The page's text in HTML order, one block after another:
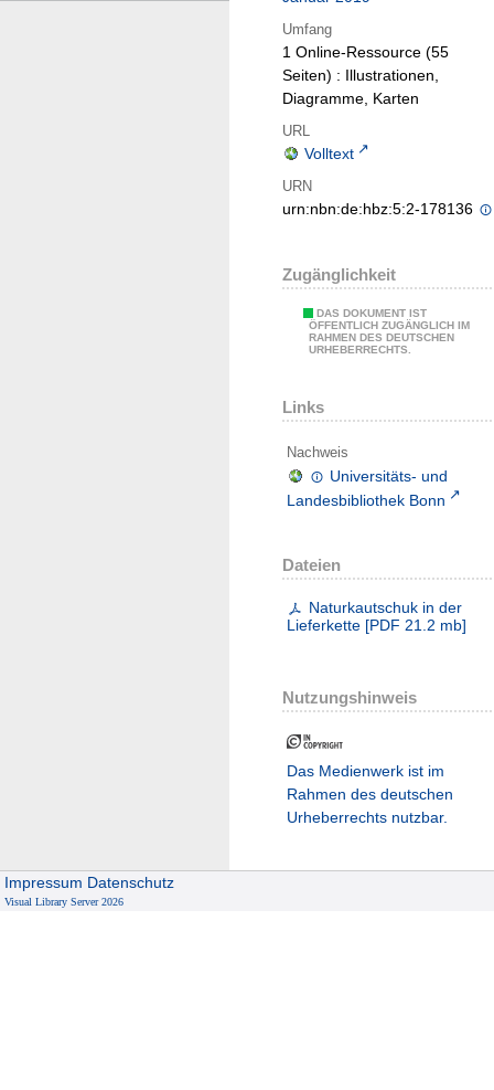
Umfang
1 Online-Ressource (55
Seiten) : Illustrationen,
Diagramme, Karten
URL
Volltext
URN
urn:nbn:de:hbz:5:2-178136
Zugänglichkeit
DAS DOKUMENT IST
ÖFFENTLICH ZUGÄNGLICH IM
RAHMEN DES DEUTSCHEN
URHEBERRECHTS.
Links
Nachweis
Universitäts- und
Landesbibliothek Bonn
Dateien
Naturkautschuk in der
Lieferkette [PDF 21.2 mb]
Nutzungshinweis
Das Medienwerk ist im
Rahmen des deutschen
Urheberrechts nutzbar.
Impressum Datenschutz
Visual Library Server 2026